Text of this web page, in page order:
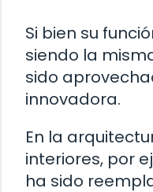
Si bien su
siendo la
sido
innovadora.
En la
interiores, por
ha sido